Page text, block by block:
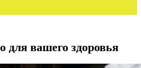
для вашего здоровья